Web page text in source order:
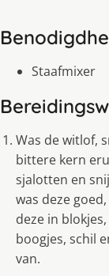
Staafmixer
Was de witlof,
bittere kern
sjalotten en
was deze
deze in
boogjes, schil
van.